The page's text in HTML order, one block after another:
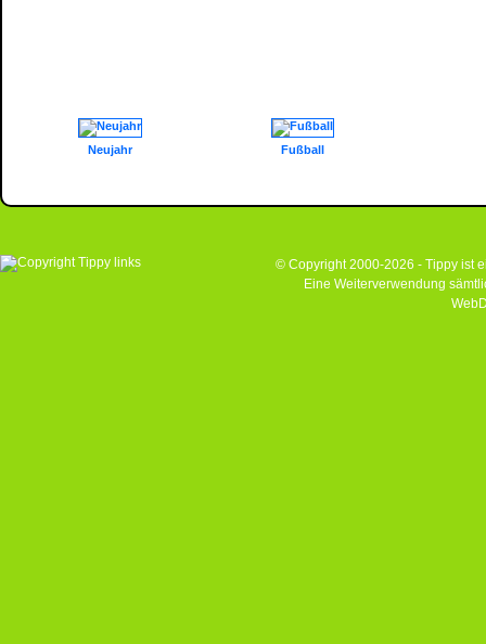
Neujahr Fußball
© Copyright 2000-2026 - Tippy ist
Eine Weiterverwendung